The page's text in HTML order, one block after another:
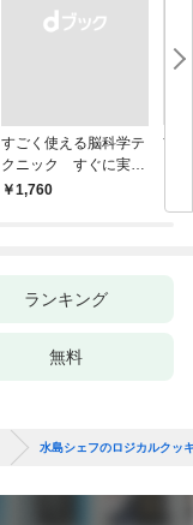
すごく使える脳科学テ
クニック すぐに実践
したくなる
￥1,760
首
リ
ランキング
無料
水島シェフのロジカルクッ